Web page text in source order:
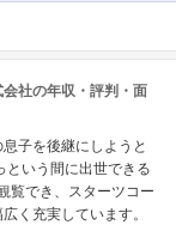
社の年収・評判・面
子を後継にしようと
という間に出世できる
覧でき、スターツコー
く充実しています。